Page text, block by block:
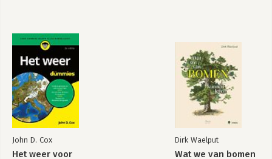
John D. Cox
Het weer voor
Dirk Waelput
Wat we van bomen